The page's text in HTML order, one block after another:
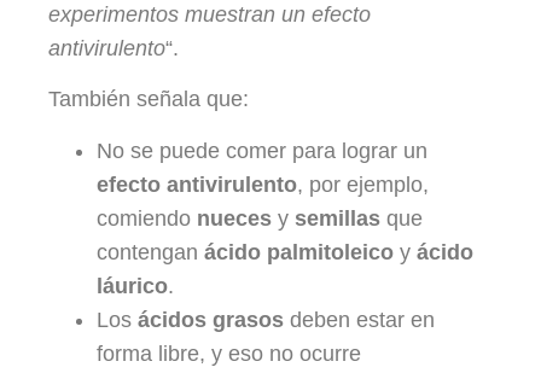
experimentos muestran un efecto
antivirulento“.
También señala que:
No se puede comer para lograr un
efecto antivirulento, por ejemplo,
comiendo nueces y semillas que
contengan ácido palmitoleico y ácido
láurico.
Los ácidos grasos deben estar en
forma libre, y eso no ocurre